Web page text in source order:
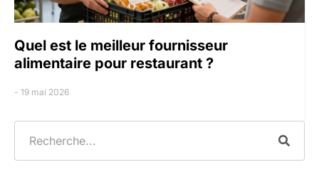
Quel est le meilleur fournisseur
alimentaire pour restaurant ?
19 mai 2026